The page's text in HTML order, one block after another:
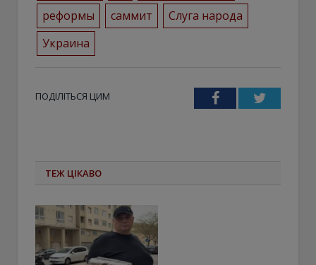
реформы
саммит
Слуга народа
Украина
ПОДІЛІТЬСЯ ЦИМ FacebookTwitter
ТЕЖ ЦІКАВО